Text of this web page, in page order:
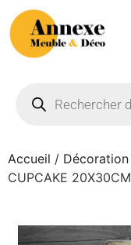
Accueil / Décoration
CUPCAKE 20X30CM